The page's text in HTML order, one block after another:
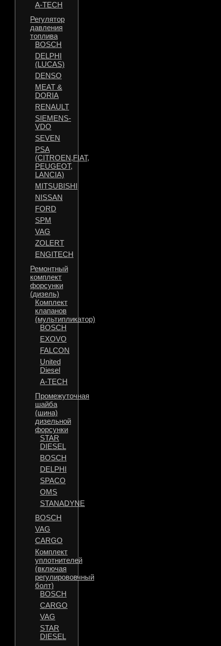
A-TECH
Регулятор
давления
топлива
BOSCH
DELPHI
(LUCAS)
DENSO
MEAT &
DORIA
RENAULT
SIEMENS-
VDO
SEVEN
PSA
(CITROEN,FIAT,
PEUGEOT,
LANCIA)
MITSUBISHI
NISSAN
FORD
SPM
VAG
ZOLERT
ENGITECH
Ремонтный
комплект
форсунки
(дизель)
Комплект
клапанов
(мультипликатор)
BOSCH
EXOVO
FALCON
United
Diesel
A-TECH
Промежуточная
шайба
(шина)
дизельной
форсунки
STAR
DIESEL
BOSCH
DELPHI
SPACO
OMS
STANADYNE
BOSCH
VAG
CARGO
Комплект
уплотнителей
(включая
регулирововчный
болт)
BOSCH
CARGO
VAG
STAR
DIESEL